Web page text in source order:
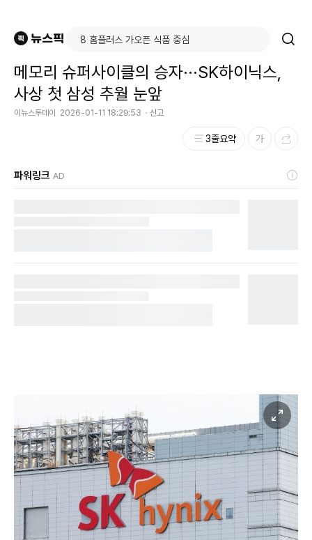
메모리 슈퍼사이클의 승자···SK하이닉스,
사상 첫 삼성 추월 눈앞
이뉴스투데이 2026-01-11 18:29:53 신고
3줄요약
파워링크 AD